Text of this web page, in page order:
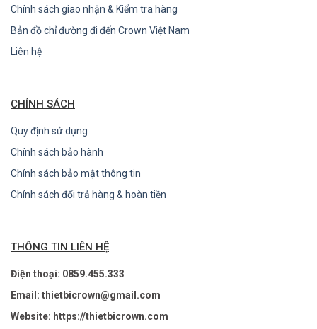
Chính sách giao nhận & Kiểm tra hàng
Bản đồ chỉ đường đi đến Crown Việt Nam
Liên hệ
CHÍNH SÁCH
Quy định sử dụng
Chính sách bảo hành
Chính sách bảo mật thông tin
Chính sách đổi trả hàng & hoàn tiền
THÔNG TIN LIÊN HỆ
Điện thoại: 0859.455.333
Email: thietbicrown@gmail.com
Website: https://thietbicrown.com